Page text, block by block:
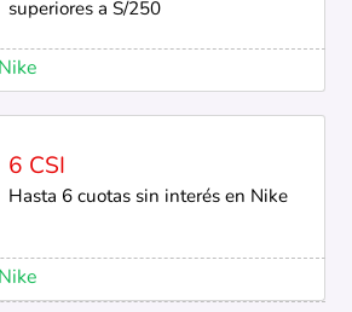
superiores a S/250
6 CSI
Hasta 6 cuotas sin interés en Nike